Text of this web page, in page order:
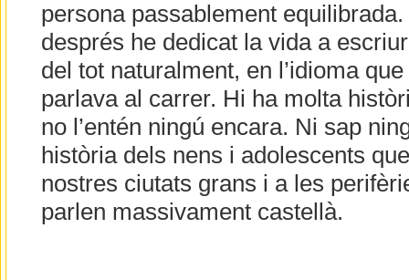
persona passablement
després he dedicat la vida a
del tot naturalment, en l’idioma
parlava al carrer. Hi ha molta
no l’entén ningú encara. Ni sap
història dels nens i adolescents
nostres ciutats grans i a les
parlen massivament castellà.